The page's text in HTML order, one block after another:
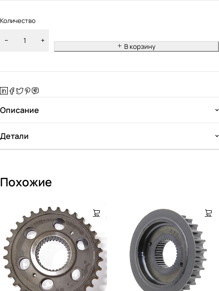
Количество
В корзину
Описание
Детали
Похожие